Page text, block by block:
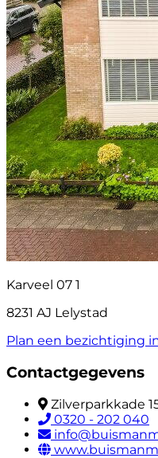
Karveel 07 1
8231 AJ Lelystad
Plan een bezichtiging
Contactgegevens
Zilverparkkade
0320 - 202 040